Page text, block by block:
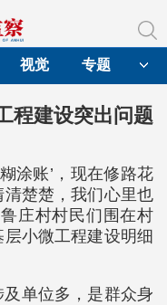
视觉 专题
程建设突出问题
涂账’，现在修路花
楚楚，我们心里也
庄村村民们围在村
小微工程建设明细
单位多，是群众身